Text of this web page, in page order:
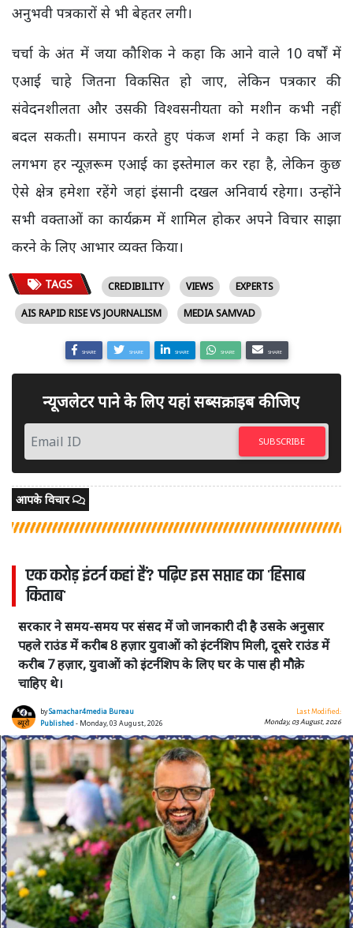
अनुभवी पत्रकारों से भी बेहतर लगी।
चर्चा के अंत में जया कौशिक ने कहा कि आने वाले 10 वर्षों में
एआई चाहे जितना विकसित हो जाए, लेकिन पत्रकार की
संवेदनशीलता और उसकी विश्वसनीयता को मशीन कभी नहीं
बदल सकती। समापन करते हुए पंकज शर्मा ने कहा कि आज
लगभग हर न्यूज़रूम एआई का इस्तेमाल कर रहा है, लेकिन कुछ
ऐसे क्षेत्र हमेशा रहेंगे जहां इंसानी दखल अनिवार्य रहेगा। उन्होंने
सभी वक्ताओं का कार्यक्रम में शामिल होकर अपने विचार साझा
करने के लिए आभार व्यक्त किया।
TAGS CREDIBILITY VIEWS
EXPERTS
AIS RAPID RISE VS JOURNALISM
MEDIA SAMVAD
SHARE SHARE SHARE SHARE SHARE
न्यूजलेटर पाने के लिए यहां सब्सक्राइब कीजिए
SUBSCRIBE
आपके विचार
एक करोड़ इंटर्न कहां हैं? पढ़िए इस सप्ताह का 'हिसाब
किताब'
सरकार ने समय-समय पर संसद में जो जानकारी दी है उसके अनुसार
पहले राउंड में करीब 8 हज़ार युवाओं को इंटर्नशिप मिली, दूसरे राउंड में
करीब 7 हज़ार, युवाओं को इंटर्नशिप के लिए घर के पास ही मौक़े
चाहिए थे।
bySamachar4media Bureau
Published- Monday, 03 August, 2026
Last Modified:
Monday, 03 August, 2026